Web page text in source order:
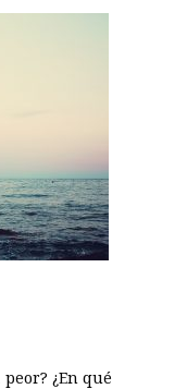
¿En qué